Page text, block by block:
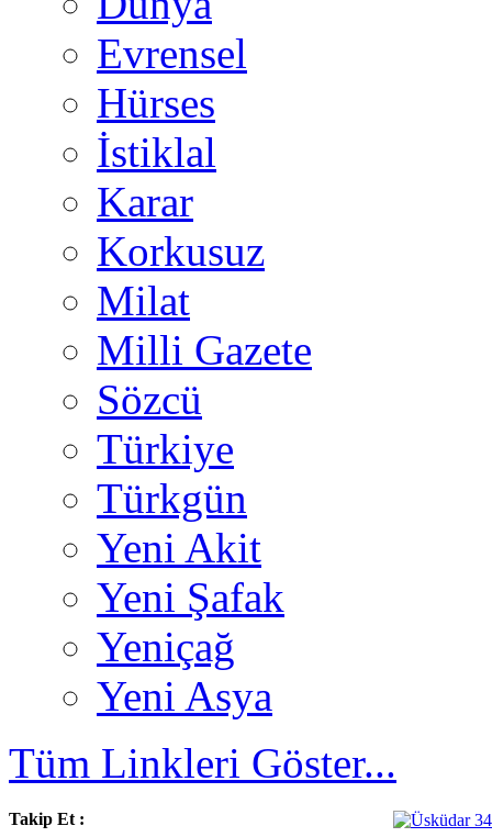
Evrensel
Hürses
İstiklal
Karar
Korkusuz
Milat
Milli Gazete
Sözcü
Türkiye
Türkgün
Yeni Akit
Yeni Şafak
Yeniçağ
Yeni Asya
Tüm Linkleri Göster...
Takip Et :